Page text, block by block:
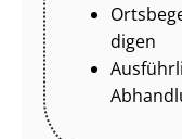
di­gen